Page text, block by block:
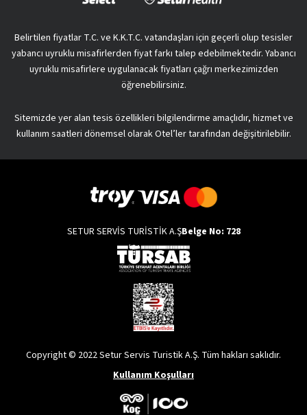
Belirtilen fiyatlar T.C. ve K.K.T.C. vatandaşları için geçerli olup tesisler
yabancı uyruklu misafirlerden fiyat farkı talep edebilmektedir. Yabancı
uyruklu misafirlere uygulanacak fiyatları çağrı merkezimizden
öğrenebilirsiniz.
Sitemizde yer alan tesis özellikleri bilgilendirme amaçlıdır, hizmet ve
kullanım saatleri dönemsel olarak Otel’ler tarafından değişitirilebilir.
SETUR SERVİS TURİSTİK A.ŞBelge No: 728
Copyright © 2022 Setur Servis Turistik A.Ş. Tüm hakları saklıdır.
Kullanım Koşulları